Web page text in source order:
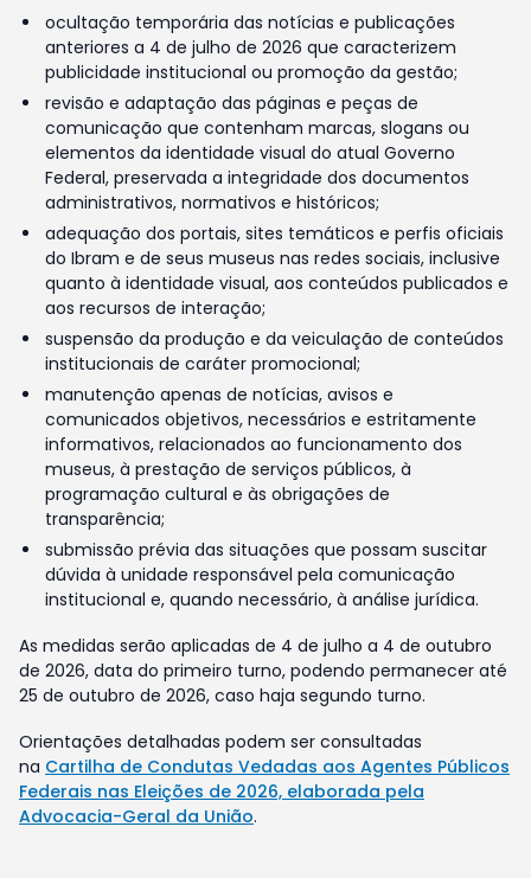
ocultação temporária das notícias e publicações
anteriores a 4 de julho de 2026 que caracterizem
publicidade institucional ou promoção da gestão;
revisão e adaptação das páginas e peças de
comunicação que contenham marcas, slogans ou
elementos da identidade visual do atual Governo
Federal, preservada a integridade dos documentos
administrativos, normativos e históricos;
adequação dos portais, sites temáticos e perfis oficiais
do Ibram e de seus museus nas redes sociais, inclusive
quanto à identidade visual, aos conteúdos publicados e
aos recursos de interação;
suspensão da produção e da veiculação de conteúdos
institucionais de caráter promocional;
manutenção apenas de notícias, avisos e
comunicados objetivos, necessários e estritamente
informativos, relacionados ao funcionamento dos
museus, à prestação de serviços públicos, à
programação cultural e às obrigações de
transparência;
submissão prévia das situações que possam suscitar
dúvida à unidade responsável pela comunicação
institucional e, quando necessário, à análise jurídica.
As medidas serão aplicadas de 4 de julho a 4 de outubro
de 2026, data do primeiro turno, podendo permanecer até
25 de outubro de 2026, caso haja segundo turno.
Orientações detalhadas podem ser consultadas
na Cartilha de Condutas Vedadas aos Agentes Públicos
Federais nas Eleições de 2026, elaborada pela
Advocacia-Geral da União.